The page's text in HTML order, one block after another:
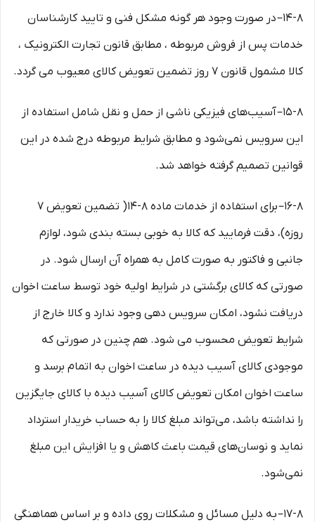
۱۴-۸– در صورت وجود هر گونه مشکل فنی و تایید کارشناسان
خدمات پس از فروش مربوطه ، مطابق قانون تجارت الکترونیک ،
کالا مشمول قانون ۷ روز تضمین تعویض کالای معیوب می گردد.
۱۵-۸– آسیب‏‌های فیزیکی ناشی از حمل و نقل شامل استفاده از
این سرویس نمی‏‌شود و مطابق شرایط مربوطه درج شده در این
قوانین تصمیم گرفته خواهد شد.
۱۶-۸– برای استفاده از خدمات ماده ۸-۱۴( تضمین تعویض ۷
روزه)، دقت فرمایید که کالا به ‏خوبی بسته ‌بندی شود، لوازم
جانبی و فاکتور به صورت کامل به همراه آن ارسال شود. در
صورتی که کالای برگشتی در شرایط اولیه خود توسط ساعت اخوان
دریافت نشود، امکان سرویس دهی وجود ندارد و کالا خارج از
شرایط تعویض محسوب می شود. هم چنین در صورتی که
موجودی کالای آسیب دیده در ساعت اخوان به اتمام برسد و
ساعت اخوان امکان تعویض کالای آسیب دیده با کالای جایگزین
را نداشته باشد، می‌تواند مبلغ کالا را به حساب خریدار استرداد
نماید و نوسان‏‌های قیمت باعث کاهش و یا افزایش این مبلغ
نمی‌‏شود.
۱۷-۸– به دلیل مسائل و مشکلات روی داده و بر اساس هماهنگی